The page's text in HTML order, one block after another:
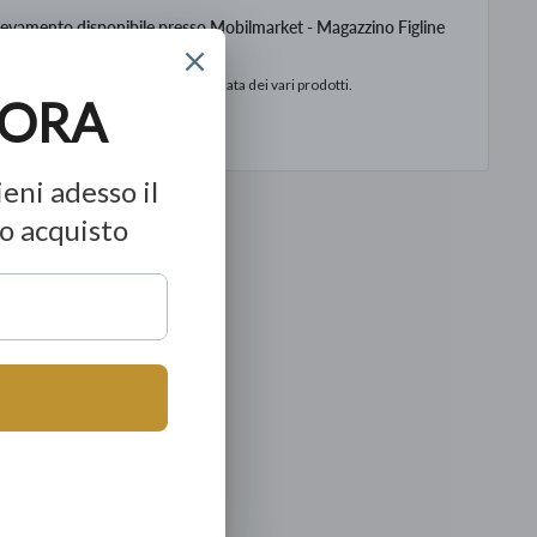
disponibile presso Mobilmarket - Magazzino Figline
in base alla data di consegna stimata dei vari prodotti.
sul negozio